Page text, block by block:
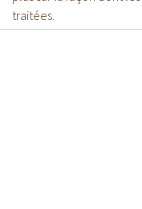
traitées.